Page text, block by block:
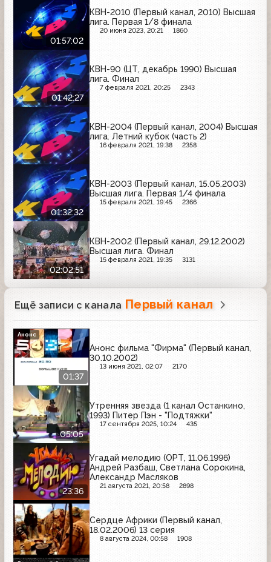
01:57:02
КВН-2010 (Первый канал, 2010) Высшая
лига. Первая 1/8 финала
20 июня 2023, 20:21 1860
01:42:27
КВН-90 (ЦТ, декабрь 1990) Высшая
лига. Финал
7 февраля 2021, 20:25 2343
КВН-2004 (Первый канал, 2004) Высшая
лига. Летний кубок (часть 2)
16 февраля 2021, 19:38 2358
01:32:32
КВН-2003 (Первый канал, 15.05.2003)
Высшая лига. Первая 1/4 финала
15 февраля 2021, 19:45 2366
02:02:51
КВН-2002 (Первый канал, 29.12.2002)
Высшая лига. Финал
15 февраля 2021, 19:35 3131
Ещё записи с канала Первый канал
01:37
Анонс фильма "Фирма" (Первый канал,
30.10.2002)
13 июня 2021, 02:07 2170
Анонс
05:05
Утренняя звезда (1 канал Останкино,
1993) Питер Пэн - "Подтяжки"
17 сентября 2025, 10:24 435
23:36
Угадай мелодию (ОРТ, 11.06.1996)
Андрей Разбаш, Светлана Сорокина,
Александр Масляков
21 августа 2021, 20:58 2898
Сердце Африки (Первый канал,
18.02.2006) 13 серия
8 августа 2024, 00:58 1908